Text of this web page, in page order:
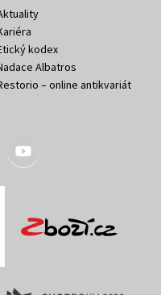
kodex
Albatros
– online antikvariát